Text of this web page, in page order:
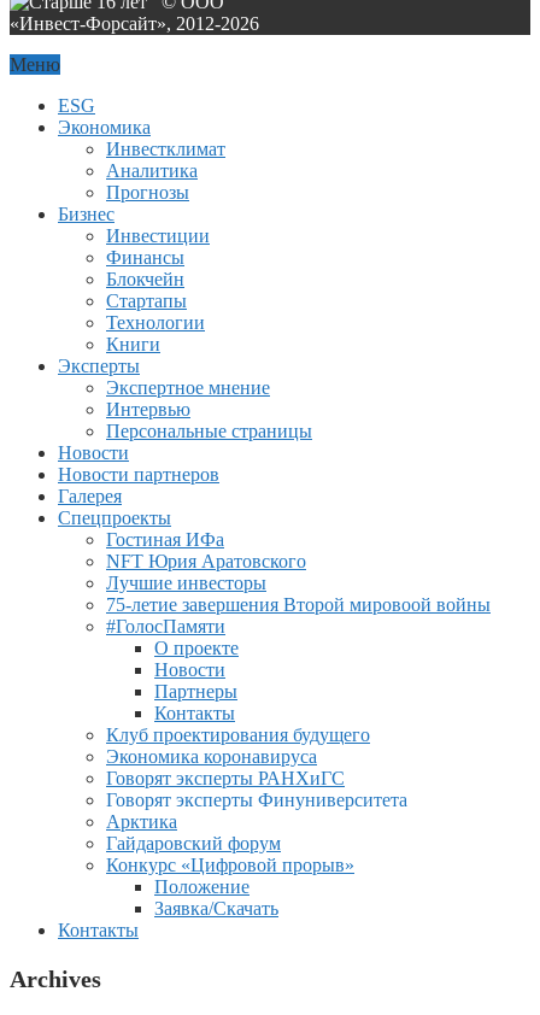
«Инвест-Форсайт», 2012-2026
Меню
ESG
Экономика
Инвестклимат
Аналитика
Прогнозы
Бизнес
Инвестиции
Финансы
Блокчейн
Стартапы
Технологии
Книги
Эксперты
Экспертное мнение
Интервью
Персональные страницы
Новости
Новости партнеров
Галерея
Спецпроекты
Гостиная ИФа
NFT Юрия Аратовского
Лучшие инвесторы
75-летие завершения Второй мировоой войны
#ГолосПамяти
О проекте
Новости
Партнеры
Контакты
Клуб проектирования будущего
Экономика коронавируса
Говорят эксперты РАНХиГС
Говорят эксперты Финуниверситета
Арктика
Гайдаровский форум
Конкурс «Цифровой прорыв»
Положение
Заявка/Скачать
Контакты
Archives